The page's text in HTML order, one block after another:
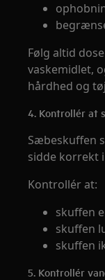
Følg altid
vaskemidlet,
hårdhed og
4. Kontrollér at
Sæbeskuffen
sidde korrekt
Kontrollér at:
skuffen
skuffen
skuffen
5. Kontrollér